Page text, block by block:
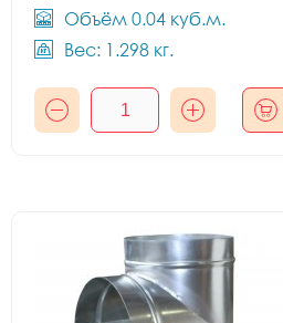
Объём 0.04 куб.м.
Вес: 1.298 кг.